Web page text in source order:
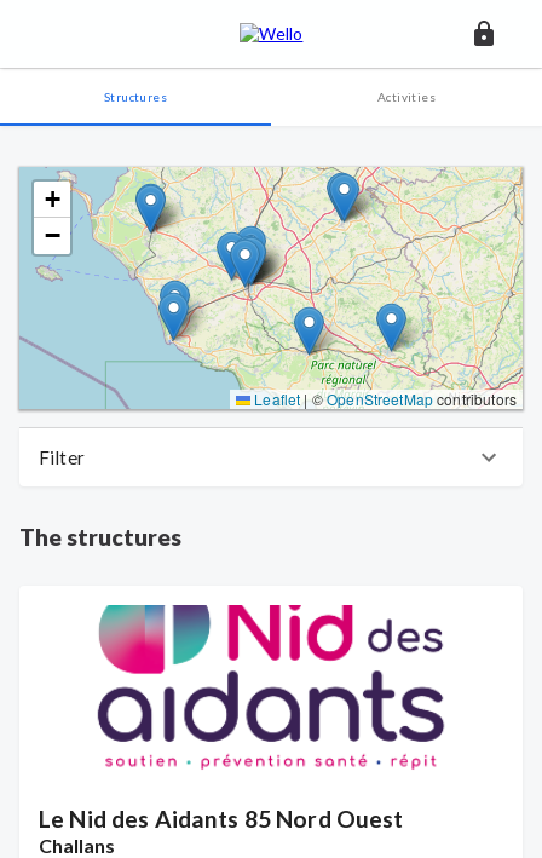
Structures Activities
+
−
Leaflet |©OpenStreetMapcontributors
Filter
The structures
Le Nid des Aidants 85 Nord Ouest
Challans